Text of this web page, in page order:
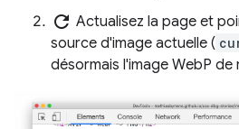
refresh Actualisez la page et
source d'image actuelle (
désormais l'image WebP de